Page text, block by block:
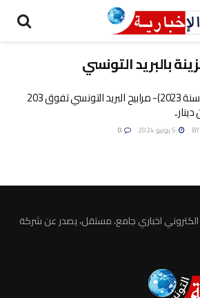
بالبريد التونسي
(خلال سنة 2023)- مرابيح البريد التونسي تفوق 203
BY
الكتروني اخباري جامع، مستقل، يصدر عن شركة